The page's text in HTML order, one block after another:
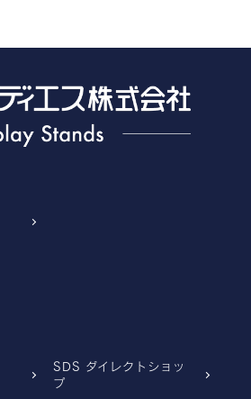
SDS ダイレクトショッ
プ